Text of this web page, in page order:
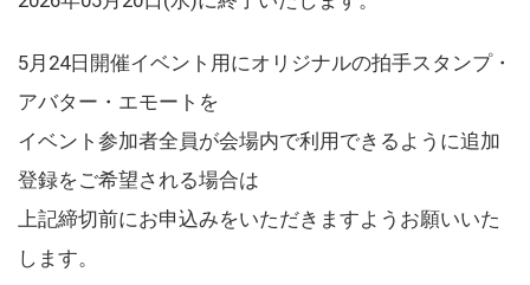
5月24日開催イベント用にオリジナルの拍手スタンプ・
アバター・エモートを
イベント参加者全員が会場内で利用できるように追加
登録をご希望される場合は
上記締切前にお申込みをいただきますようお願いいた
します。